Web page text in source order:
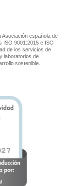
Asociación española de
ISO 9001:2015 e ISO
de los servicios de
laboratorios de
sostenible.